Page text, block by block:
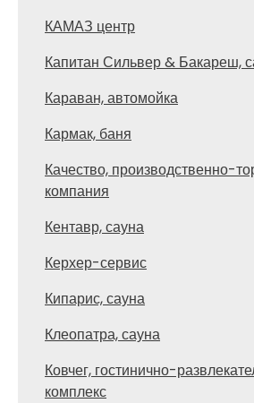
КАМАЗ центр
Капитан Сильвер & Бакареш,
Караван, автомойка
Кармак, баня
Качество, производственно-
компания
Кентавр, сауна
Керхер-сервис
Кипарис, сауна
Клеопатра, сауна
Ковчег, гостинично-
комплекс